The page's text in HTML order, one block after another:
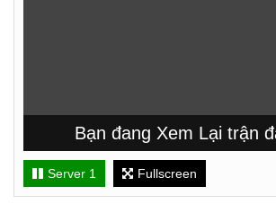
Bạn đang Xem Lại trận
Server 1 Fullscreen